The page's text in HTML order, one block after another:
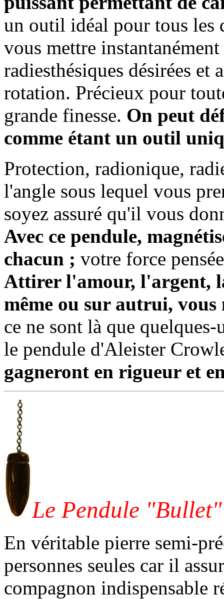
un outil idéal pour tous les
vous mettre
radiesthésiques désirées
rotation. Précieux pour
grande finesse. On peut
comme étant un outil
Protection, radionique,
l'angle sous lequel vous
soyez assuré qu'il vous
Avec ce pendule,
chacun ; votre force
Attirer l'amour, l'argent,
même ou sur autrui,
ce ne sont là que
le pendule d'Aleister
gagneront en rigueur et
Le Pendule "Bullet"
En véritable pierre semi-
personnes seules car il
compagnon indispensable